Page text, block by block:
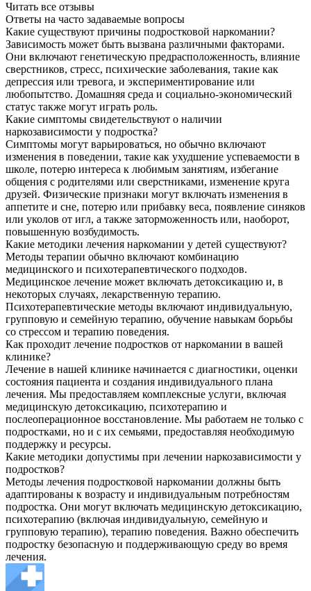
Читать все отзывы
Ответы на часто задаваемые вопросы
Какие существуют причины подростковой наркомании?
Зависимость может быть вызвана различными факторами.
Они включают генетическую предрасположенность, влияние
сверстников, стресс, психические заболевания, такие как
депрессия или тревога, и экспериментирование или
любопытство. Домашняя среда и социально-экономический
статус также могут играть роль.
Какие симптомы свидетельствуют о наличии
наркозависимости у подростка?
Симптомы могут варьироваться, но обычно включают
изменения в поведении, такие как ухудшение успеваемости в
школе, потерю интереса к любимым занятиям, избегание
общения с родителями или сверстниками, изменение круга
друзей. Физические признаки могут включать изменения в
аппетите и сне, потерю или прибавку веса, появление синяков
или уколов от игл, а также заторможенность или, наоборот,
повышенную возбудимость.
Какие методики лечения наркомании у детей существуют?
Методы терапии обычно включают комбинацию
медицинского и психотерапевтического подходов.
Медицинское лечение может включать детоксикацию и, в
некоторых случаях, лекарственную терапию.
Психотерапевтические методы включают индивидуальную,
групповую и семейную терапию, обучение навыкам борьбы
со стрессом и терапию поведения.
Как проходит лечение подростков от наркомании в вашей
клинике?
Лечение в нашей клинике начинается с диагностики, оценки
состояния пациента и создания индивидуального плана
лечения. Мы предоставляем комплексные услуги, включая
медицинскую детоксикацию, психотерапию и
послеоперационное восстановление. Мы работаем не только с
подростками, но и с их семьями, предоставляя необходимую
поддержку и ресурсы.
Какие методики допустимы при лечении наркозависимости у
подростков?
Методы лечения подростковой наркомании должны быть
адаптированы к возрасту и индивидуальным потребностям
подростка. Они могут включать медицинскую детоксикацию,
психотерапию (включая индивидуальную, семейную и
групповую терапию), терапию поведения. Важно обеспечить
подростку безопасную и поддерживающую среду во время
лечения.